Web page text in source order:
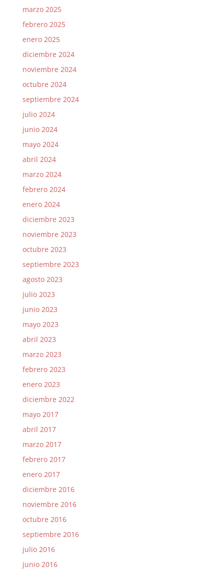
marzo 2025
febrero 2025
enero 2025
diciembre 2024
noviembre 2024
octubre 2024
septiembre 2024
julio 2024
junio 2024
mayo 2024
abril 2024
marzo 2024
febrero 2024
enero 2024
diciembre 2023
noviembre 2023
octubre 2023
septiembre 2023
agosto 2023
julio 2023
junio 2023
mayo 2023
abril 2023
marzo 2023
febrero 2023
enero 2023
diciembre 2022
mayo 2017
abril 2017
marzo 2017
febrero 2017
enero 2017
diciembre 2016
noviembre 2016
octubre 2016
septiembre 2016
julio 2016
junio 2016